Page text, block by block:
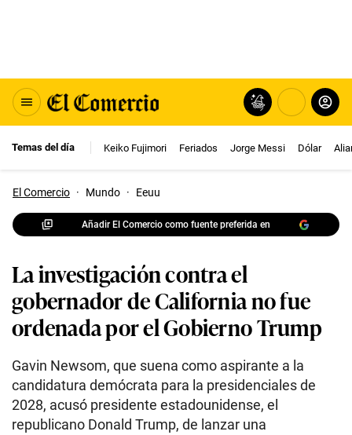
Temas del día Keiko Fujimori Feriados Jorge Messi Dólar
El Comercio · Mundo · Eeuu
Añadir El Comercio como fuente preferida en
La investigación contra el
gobernador de California no fue
ordenada por el Gobierno Trump
Gavin Newsom, que suena como aspirante a la
candidatura demócrata para la presidenciales de
2028, acusó presidente estadounidense, el
republicano Donald Trump, de lanzar una